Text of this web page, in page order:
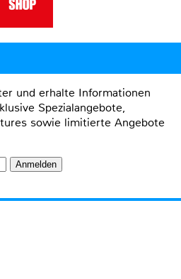
und erhalte Informationen
Spezialangebote,
sowie limitierte Angebote